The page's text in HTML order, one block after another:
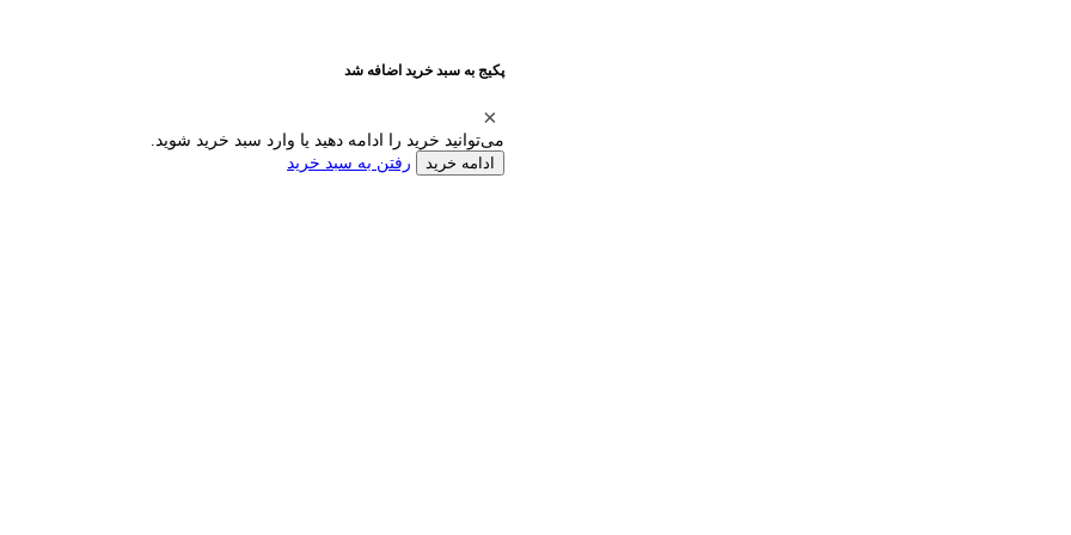
پکیج به سبد خرید اضافه شد
می‌توانید خرید را ادامه دهید یا وارد سبد خرید شوید.
ادامه خرید رفتن به سبد خرید